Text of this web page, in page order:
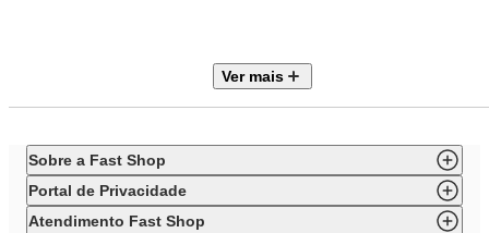
preparo. Ideal para grãos de moagem mais fina
Função AromaStrength :
Ative e dê um toque extra à intensidade do sabor de seu café.
Ver mais
Sobre a Fast Shop
Portal de Privacidade
Atendimento Fast Shop